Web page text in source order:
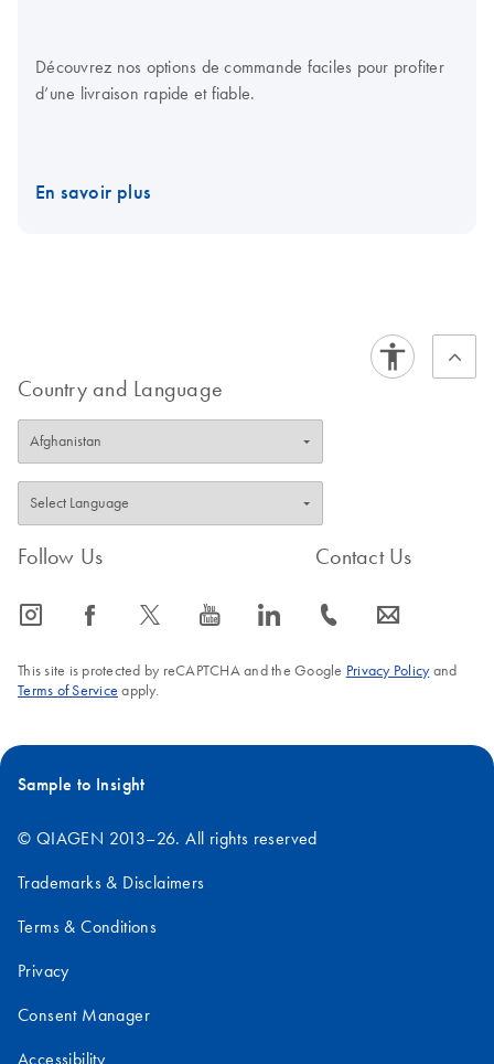
Découvrez nos options de commande faciles pour profiter
d’une livraison rapide et fiable.
En savoir plus
Country and Language
Follow Us
icon_0065_instagram-s icon_0064_facebook-s icon_0340_cc_gen_x-s icon_0077_youtube-s icon_0066_linkedin-s
Contact Us
icon_0072_phone-s icon_0063_envelope-s
This site is protected by reCAPTCHA and the Google Privacy Policyand
Terms of Service apply.
Sample to Insight
© QIAGEN 2013–26. All rights reserved
Trademarks & Disclaimers
Terms & Conditions
Privacy
Consent Manager
Accessibility